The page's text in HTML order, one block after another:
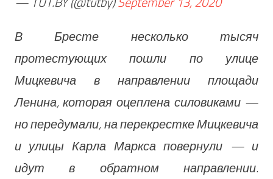
В Бресте несколько тысяч
протестующих пошли по улице
Мицкевича в направлении площади
Ленина, которая оцеплена силовиками —
но передумали, на перекрестке Мицкевича
и улицы Карла Маркса повернули — и
идут в обратном направлении.